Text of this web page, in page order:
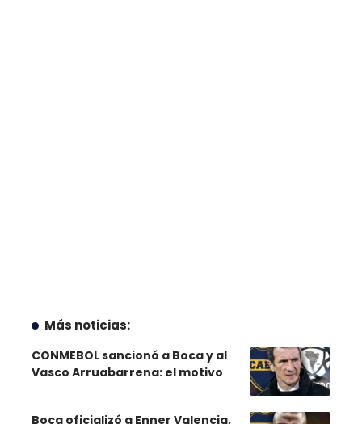
Más noticias:
CONMEBOL sancionó a Boca y al
Vasco Arruabarrena: el motivo
Boca oficializó a Enner Valencia,